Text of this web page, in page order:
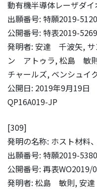
動有機半導体レーザダイ
出願番号: 特願2019-
公開番号: 特表2019-
発明者: 安達 千波矢,
ン アトゥラ, 松島 敏
チャールズ, ベンシュ
公開日: 2019年9月19日
QP16A019-JP
[309]
発明の名称: ホスト材料
出願番号: 特願2019-
公開番号: 再表WO2019/
発明者: 松島 敏則, 安